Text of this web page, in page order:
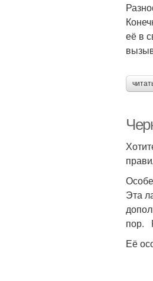
её в
Эта
пор.
Её